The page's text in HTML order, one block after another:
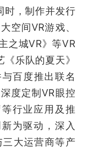
时，制作并发行
空间VR游戏、
之城VR》等VR
乐队的夏天》
百度推出联名
度定制VR眼控
行业应用及推
为驱动，深入
大运营商等产